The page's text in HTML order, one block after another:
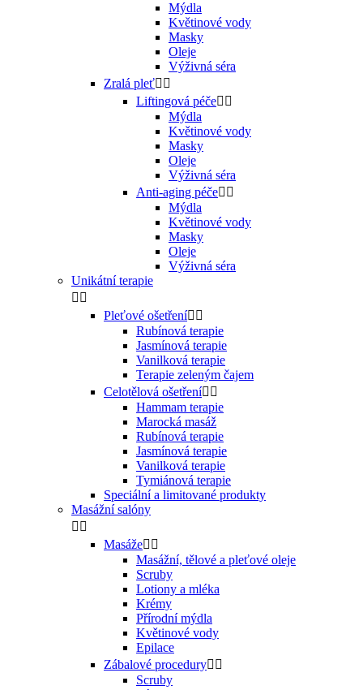
Mýdla
Květinové vody
Masky
Oleje
Výživná séra
Zralá pleť 
Liftingová péče 
Mýdla
Květinové vody
Masky
Oleje
Výživná séra
Anti-aging péče 
Mýdla
Květinové vody
Masky
Oleje
Výživná séra
Unikátní terapie
 
Pleťové ošetření 
Rubínová terapie
Jasmínová terapie
Vanilková terapie
Terapie zeleným čajem
Celotělová ošetření 
Hammam terapie
Marocká masáž
Rubínová terapie
Jasmínová terapie
Vanilková terapie
Tymiánová terapie
Speciální a limitované produkty
Masážní salóny
 
Masáže 
Masážní, tělové a pleťové oleje
Scruby
Lotiony a mléka
Krémy
Přírodní mýdla
Květinové vody
Epilace
Zábalové procedury 
Scruby